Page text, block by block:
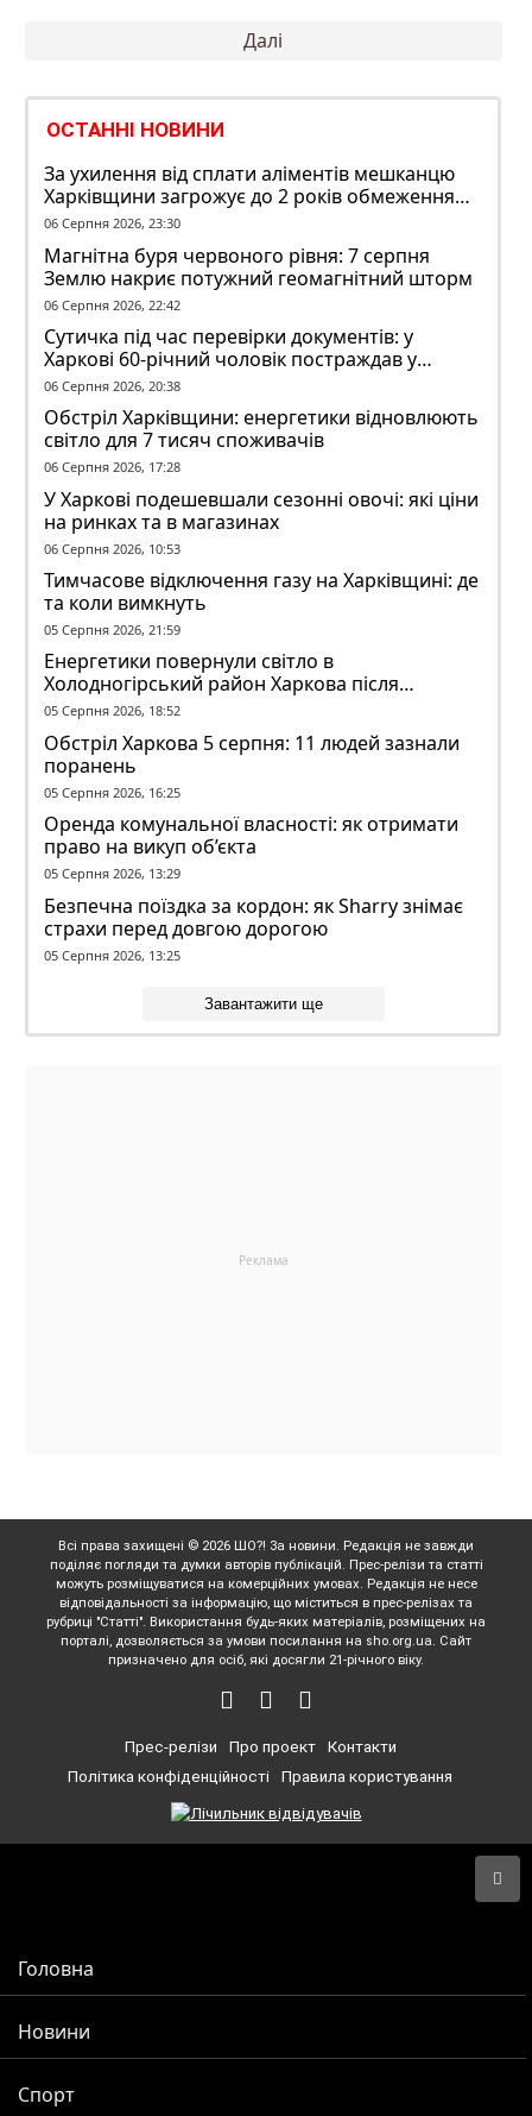
Далі
ОСТАННІ НОВИНИ
За ухилення від сплати аліментів мешканцю
Харківщини загрожує до 2 років обмеження
волі
06 Серпня 2026, 23:30
Магнітна буря червоного рівня: 7 серпня
Землю накриє потужний геомагнітний шторм
06 Серпня 2026, 22:42
Сутичка під час перевірки документів: у
Харкові 60-річний чоловік постраждав у
конфлікті з ТЦК
06 Серпня 2026, 20:38
Обстріл Харківщини: енергетики відновлюють
світло для 7 тисяч споживачів
06 Серпня 2026, 17:28
У Харкові подешевшали сезонні овочі: які ціни
на ринках та в магазинах
06 Серпня 2026, 10:53
Тимчасове відключення газу на Харківщині: де
та коли вимкнуть
05 Серпня 2026, 21:59
Енергетики повернули світло в
Холодногірський район Харкова після
ворожого обстрілу
05 Серпня 2026, 18:52
Обстріл Харкова 5 серпня: 11 людей зазнали
поранень
05 Серпня 2026, 16:25
Оренда комунальної власності: як отримати
право на викуп об’єкта
05 Серпня 2026, 13:29
Безпечна поїздка за кордон: як Sharry знімає
страхи перед довгою дорогою
05 Серпня 2026, 13:25
Завантажити ще
Всі права захищені © 2026 ШО?! За новини. Редакція не завжди
поділяє погляди та думки авторів публікацій. Прес-релізи та статті
можуть розміщуватися на комерційних умовах. Редакція не несе
відповідальності за інформацію, що міститься в прес-релізах та
рубриці "Статті". Використання будь-яких матеріалів, розміщених на
порталі, дозволяється за умови посилання на sho.org.ua. Сайт
призначено для осіб, які досягли 21-річного віку.
Прес-релізи Про проект
Контакти
Політика конфіденційності
Правила користування
Головна
Новини
Спорт